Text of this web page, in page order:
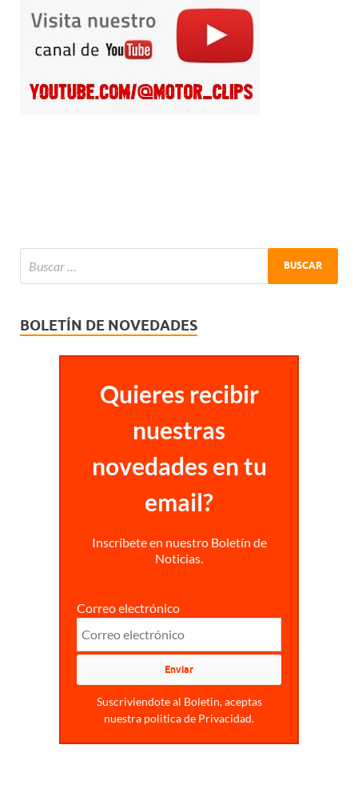
BOLETÍN DE NOVEDADES
Quieres recibir
nuestras
novedades en tu
email?
Inscríbete en nuestro Boletín de
Noticias.
Correo electrónico
Suscriviendote al Boletin, aceptas
nuestra politica de Privacidad.